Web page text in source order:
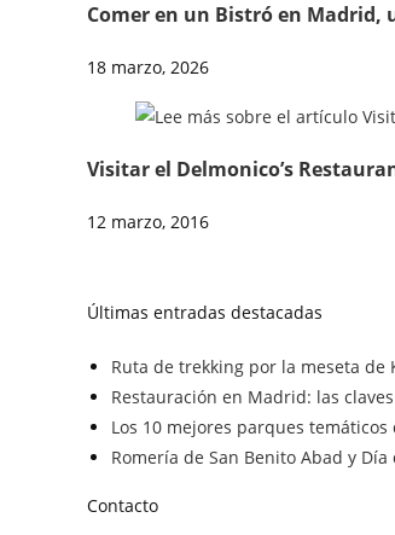
Comer en un Bistró en
18 marzo, 2026
Visitar el Delmonico’s
12 marzo, 2016
Últimas entradas destacadas
Ruta de trekking por la meseta de
Restauración en Madrid: las
Los 10 mejores parques
Romería de San Benito Abad y
Contacto